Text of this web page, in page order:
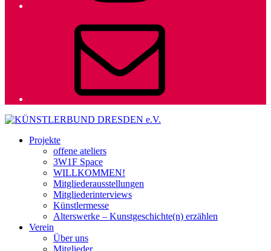
Projekte
offene ateliers
3W1F Space
WILLKOMMEN!
Mitgliederausstellungen
Mitgliederinterviews
Künstlermesse
Alterswerke – Kunstgeschichte(n) erzählen
Verein
Über uns
Mitglieder